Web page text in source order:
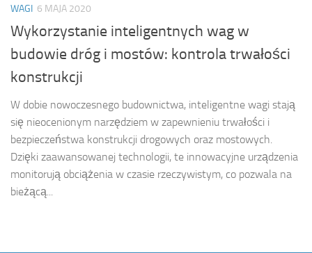
WAGI 6 MAJA 2020
Wykorzystanie inteligentnych wag w
budowie dróg i mostów: kontrola trwałości
konstrukcji
W dobie nowoczesnego budownictwa, inteligentne wagi stają
się nieocenionym narzędziem w zapewnieniu trwałości i
bezpieczeństwa konstrukcji drogowych oraz mostowych.
Dzięki zaawansowanej technologii, te innowacyjne urządzenia
monitorują obciążenia w czasie rzeczywistym, co pozwala na
bieżącą...